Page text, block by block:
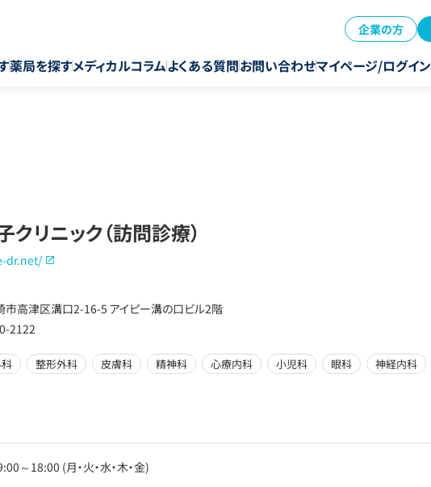
企業の方
薬局を探すメディカルコラムよくある質問お問い合わせマイページ/ログイン
クリニック（訪問診療）
dr.net/
市高津区溝口2-16-5 アイピー溝の口ビル2階
2122
整形外科 皮膚科 精神科 心療内科 小児科 眼科 神経内科
～18:00 (月・火・水・木・金)